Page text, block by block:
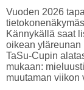
Vuoden 2026
Kännykällä saat
oikean
TaSu-Cupin
mukaan:
muutaman viikon